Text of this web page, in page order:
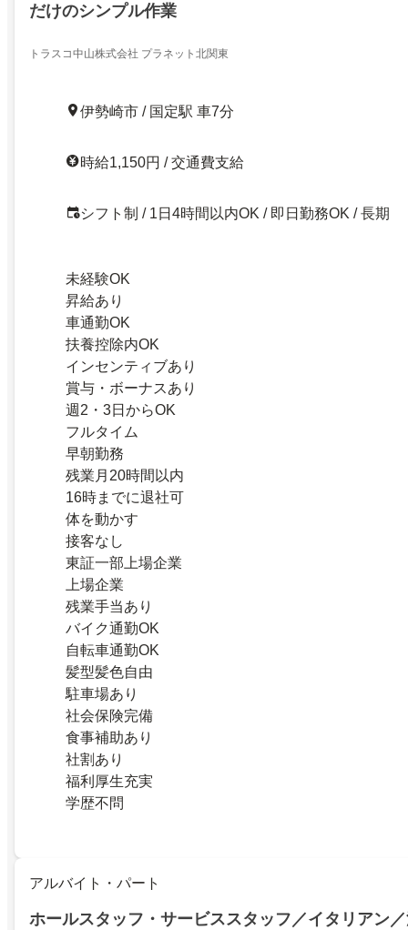
だけのシンプル作業
トラスコ中山株式会社 プラネット北関東
伊勢崎市 / 国定駅 車7分
時給1,150円 / 交通費支給
シフト制 / 1日4時間以内OK / 即日勤務OK / 長期
未経験OK
昇給あり
車通勤OK
扶養控除内OK
インセンティブあり
賞与・ボーナスあり
週2・3日からOK
フルタイム
早朝勤務
残業月20時間以内
16時までに退社可
体を動かす
接客なし
東証一部上場企業
上場企業
残業手当あり
バイク通勤OK
自転車通勤OK
髪型髪色自由
駐車場あり
社会保険完備
食事補助あり
社割あり
福利厚生充実
学歴不問
アルバイト・パート
ホールスタッフ・サービススタッフ／イタリアン